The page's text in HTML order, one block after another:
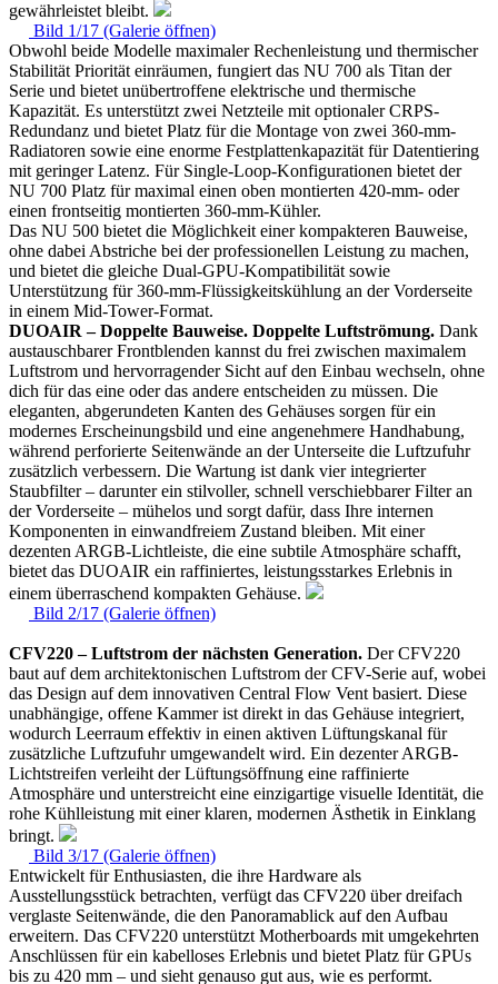
gewährleistet bleibt.
Bild 1/17 (Galerie öffnen)
Obwohl beide Modelle maximaler Rechenleistung und thermischer
Stabilität Priorität einräumen, fungiert das NU 700 als Titan der
Serie und bietet unübertroffene elektrische und thermische
Kapazität. Es unterstützt zwei Netzteile mit optionaler CRPS-
Redundanz und bietet Platz für die Montage von zwei 360-mm-
Radiatoren sowie eine enorme Festplattenkapazität für Datentiering
mit geringer Latenz. Für Single-Loop-Konfigurationen bietet der
NU 700 Platz für maximal einen oben montierten 420-mm- oder
einen frontseitig montierten 360-mm-Kühler.
Das NU 500 bietet die Möglichkeit einer kompakteren Bauweise,
ohne dabei Abstriche bei der professionellen Leistung zu machen,
und bietet die gleiche Dual-GPU-Kompatibilität sowie
Unterstützung für 360-mm-Flüssigkeitskühlung an der Vorderseite
in einem Mid-Tower-Format.
DUOAIR – Doppelte Bauweise. Doppelte Luftströmung. Dank
austauschbarer Frontblenden kannst du frei zwischen maximalem
Luftstrom und hervorragender Sicht auf den Einbau wechseln, ohne
dich für das eine oder das andere entscheiden zu müssen. Die
eleganten, abgerundeten Kanten des Gehäuses sorgen für ein
modernes Erscheinungsbild und eine angenehmere Handhabung,
während perforierte Seitenwände an der Unterseite die Luftzufuhr
zusätzlich verbessern. Die Wartung ist dank vier integrierter
Staubfilter – darunter ein stilvoller, schnell verschiebbarer Filter an
der Vorderseite – mühelos und sorgt dafür, dass Ihre internen
Komponenten in einwandfreiem Zustand bleiben. Mit einer
dezenten ARGB-Lichtleiste, die eine subtile Atmosphäre schafft,
bietet das DUOAIR ein raffiniertes, leistungsstarkes Erlebnis in
einem überraschend kompakten Gehäuse.
Bild 2/17 (Galerie öffnen)
CFV220 – Luftstrom der nächsten Generation. Der CFV220
baut auf dem architektonischen Luftstrom der CFV-Serie auf, wobei
das Design auf dem innovativen Central Flow Vent basiert. Diese
unabhängige, offene Kammer ist direkt in das Gehäuse integriert,
wodurch Leerraum effektiv in einen aktiven Lüftungskanal für
zusätzliche Luftzufuhr umgewandelt wird. Ein dezenter ARGB-
Lichtstreifen verleiht der Lüftungsöffnung eine raffinierte
Atmosphäre und unterstreicht eine einzigartige visuelle Identität, die
rohe Kühlleistung mit einer klaren, modernen Ästhetik in Einklang
bringt.
Bild 3/17 (Galerie öffnen)
Entwickelt für Enthusiasten, die ihre Hardware als
Ausstellungsstück betrachten, verfügt das CFV220 über dreifach
verglaste Seitenwände, die den Panoramablick auf den Aufbau
erweitern. Das CFV220 unterstützt Motherboards mit umgekehrten
Anschlüssen für ein kabelloses Erlebnis und bietet Platz für GPUs
bis zu 420 mm – und sieht genauso gut aus, wie es performt.